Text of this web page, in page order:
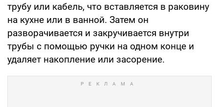
трубу или кабель, что вставляется в раковину
на кухне или в ванной. Затем он
разворачивается и закручивается внутри
трубы с помощью ручки на одном конце и
удаляет накопление или засорение.